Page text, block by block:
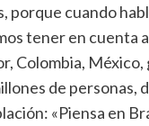
porque cuando
tener en cuenta
Colombia, México,
de personas,
«Piensa en